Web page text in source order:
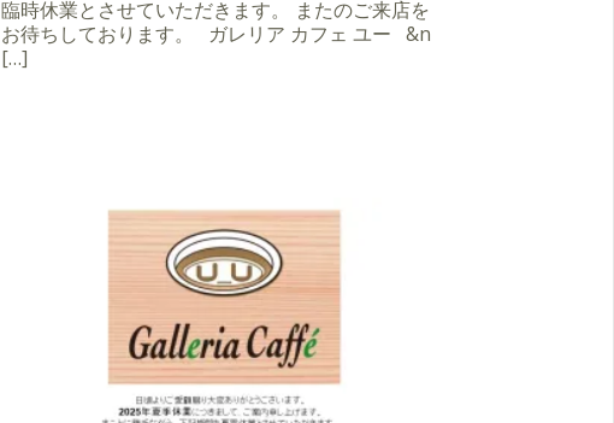
臨時休業とさせていただきます。 またのご来店を
お待ちしております。 ガレリア カフェ ユー &n
[…]